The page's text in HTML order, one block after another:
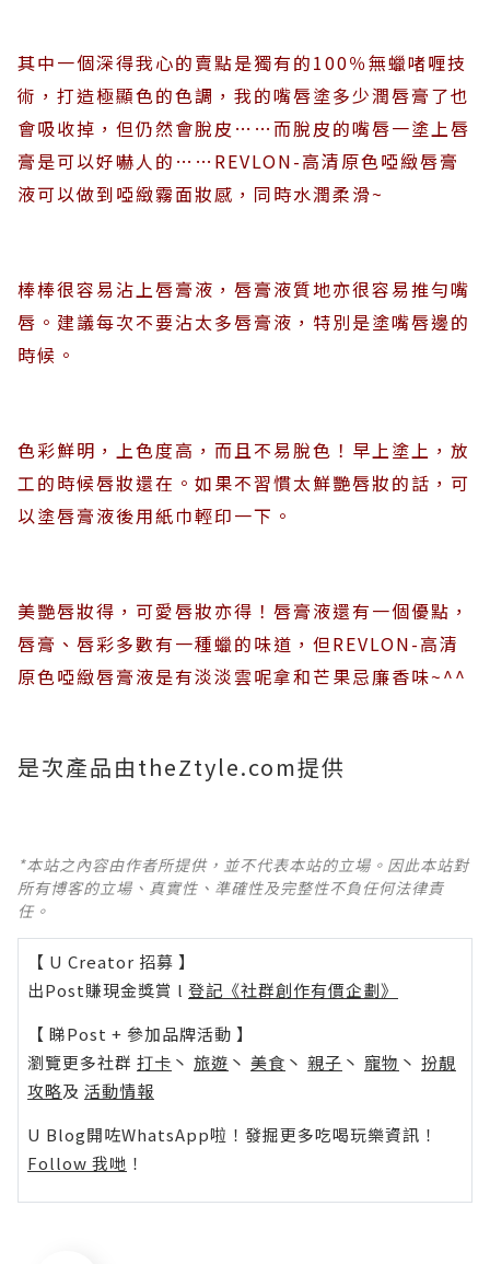
其中一個深得我心的賣點是獨有的100％無蠟啫喱技
術，打造極顯色的色調，我的嘴唇塗多少潤唇膏了也
會吸收掉，但仍然會脫皮……而脫皮的嘴唇一塗上唇
膏是可以好嚇人的……REVLON-高清原色啞緻唇膏
液可以做到啞緻霧面妝感，同時水潤柔滑~
棒棒很容易沾上唇膏液，唇膏液質地亦很容易推勻嘴
唇。建議每次不要沾太多唇膏液，特別是塗嘴唇邊的
時候。
色彩鮮明，上色度高，而且不易脫色！早上塗上，放
工的時候唇妝還在。如果不習慣太鮮艷唇妝的話，可
以塗唇膏液後用紙巾輕印一下。
美艷唇妝得，可愛唇妝亦得！唇膏液還有一個優點，
唇膏、唇彩多數有一種蠟的味道，但REVLON-高清
原色啞緻唇膏液是有淡淡雲呢拿和芒果忌廉香味~^^
是次產品由theZtyle.com提供
*本站之內容由作者所提供，並不代表本站的立場。因此本站對
所有博客的立場、真實性、準確性及完整性不負任何法律責
任。
【 U Creator 招募 】
出Post賺現金獎賞 l 登記《社群創作有價企劃》
【 睇Post + 參加品牌活動 】
瀏覽更多社群 打卡 丶 旅遊 丶 美食 丶 親子 丶 寵物 丶 扮靚
攻略及 活動情報
U Blog開咗WhatsApp啦！發掘更多吃喝玩樂資訊！
Follow 我哋 ！